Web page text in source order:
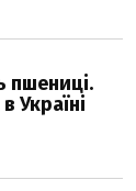
пшениці.
Україні